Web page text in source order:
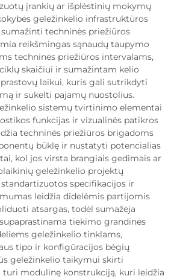
įrankių ar išplėstinių mokymų
geležinkelio infrastruktūros
techninės priežiūros
reikšmingas sąnaudų taupymo
techninės priežiūros intervalams,
skaičiui ir sumažintam kelio
laikui, kuris gali sutrikdyti
ir sukelti pajamų nuostolius.
sistemų tvirtinimo elementai
funkcijas ir vizualinės patikros
techninės priežiūros brigadoms
būklę ir nustatyti potencialias
kol jos virsta brangiais gedimais ar
geležinkelio projektų
specifikacijos ir
leidžia didelėmis partijomis
atsargas, todėl sumažėja
tiekimo grandinės
geležinkelio tinklams,
tipo ir konfigūracijos bėgių
geležinkelio taikymui skirti
modulinę konstrukciją, kuri leidžia